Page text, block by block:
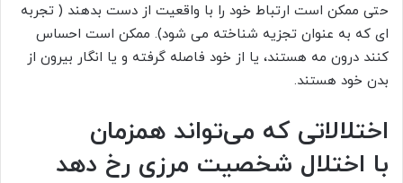
حتی ممکن است ارتباط خود را با واقعیت از دست بدهند ( تجربه
ای که به عنوان تجزیه شناخته می شود). ممکن است احساس
کنند درون مه هستند، یا از خود فاصله گرفته و یا انگار بیرون از
بدن خود هستند.
اختلالاتی که می‌تواند همزمان
با اختلال شخصیت مرزی رخ دهد